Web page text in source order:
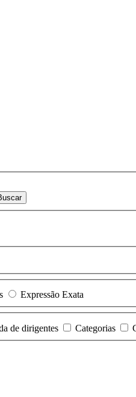
Expressão Exata
de dirigentes Categorias